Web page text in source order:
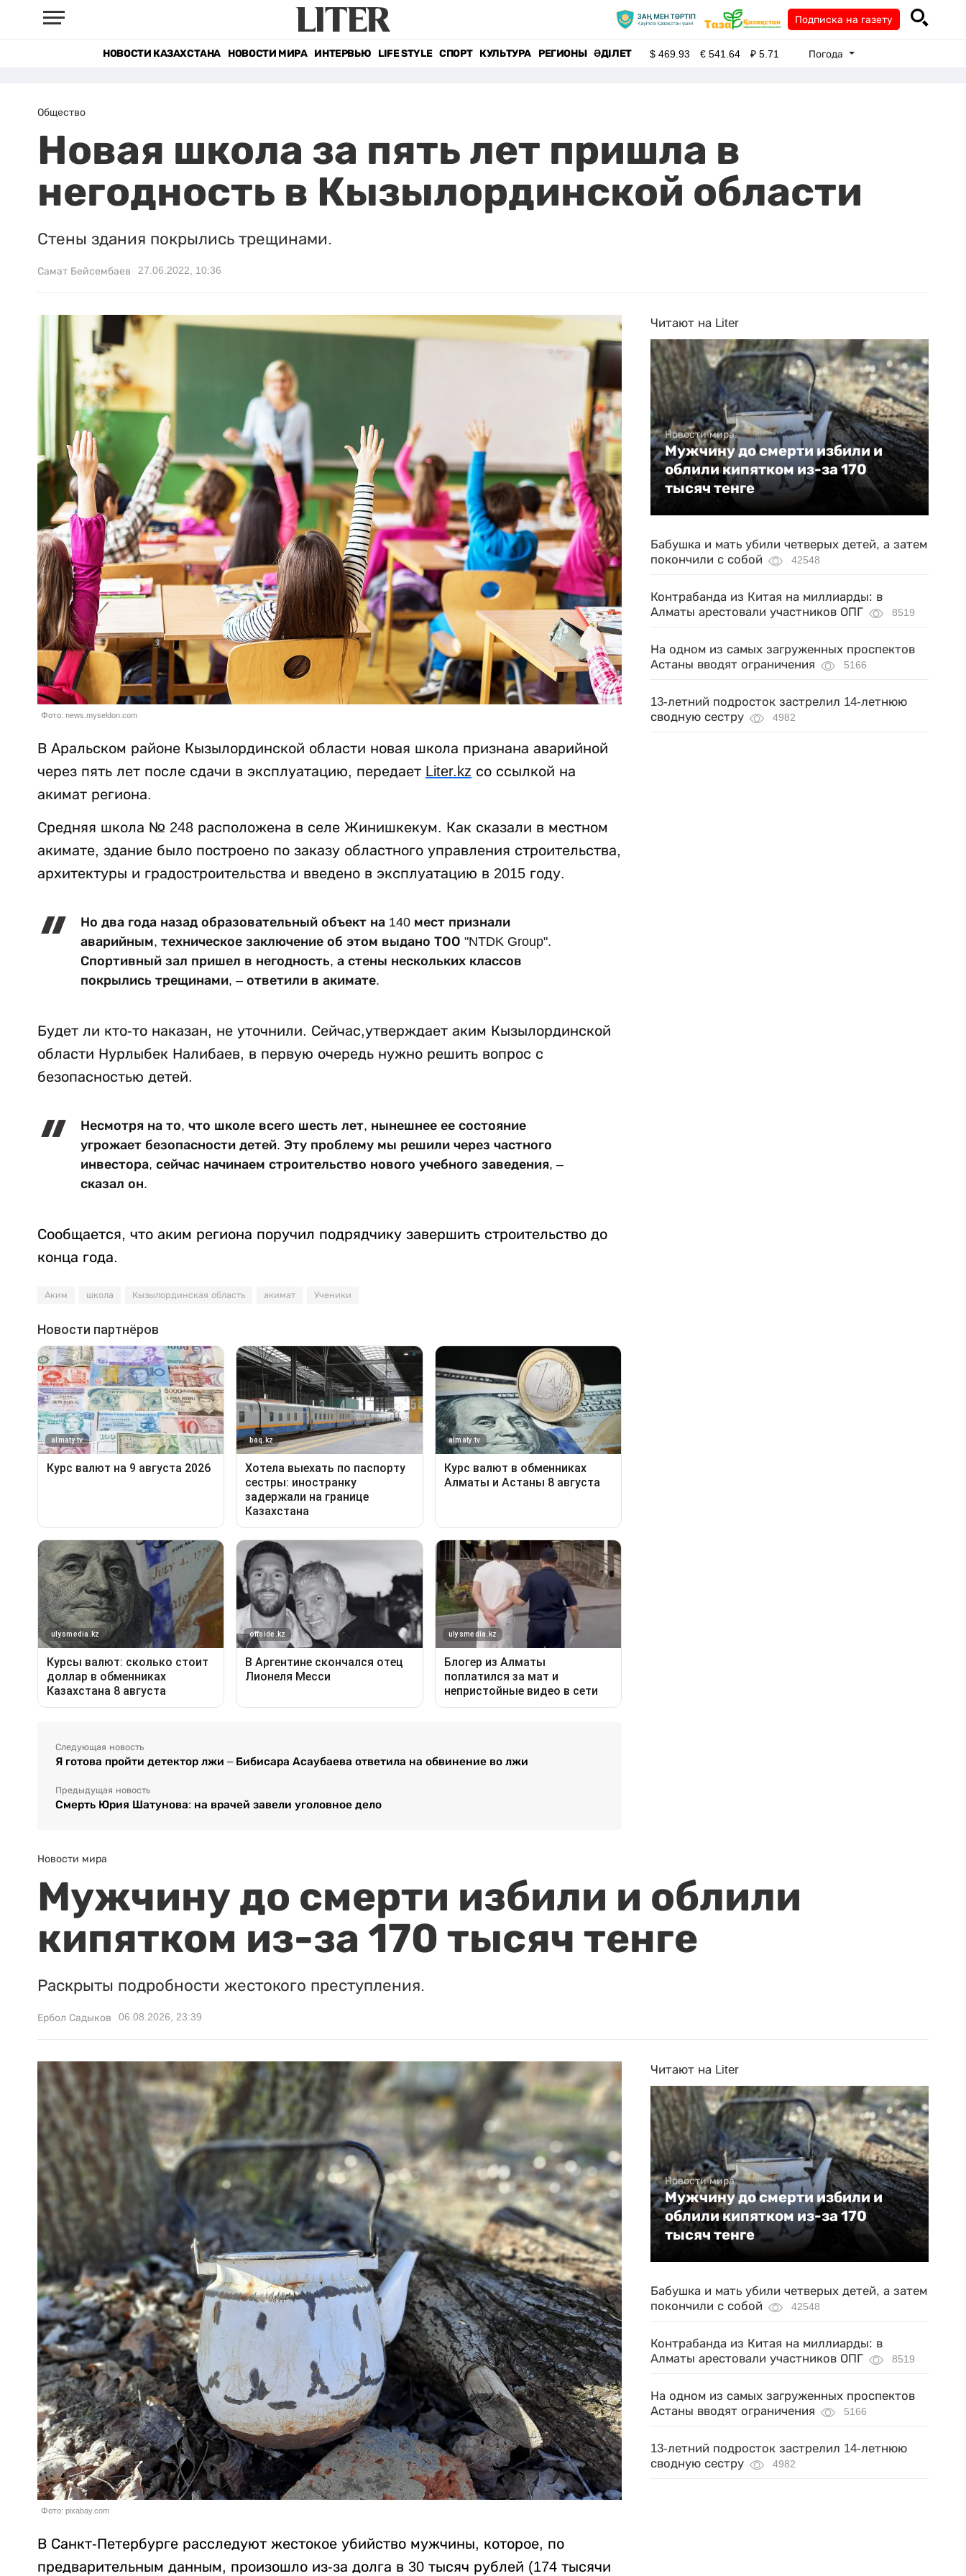
Подписка на газету
НОВОСТИ КАЗАХСТАНА НОВОСТИ МИРА ИНТЕРВЬЮ LIFE STYLE СПОРТ КУЛЬТУРА РЕГИОНЫ ӘДІЛЕТ $469.93 €541.64 ₽5.71 Погода
Общество
Новая школа за пять лет пришла в
негодность в Кызылординской области
Стены здания покрылись трещинами.
Самат Бейсембаев 27.06.2022, 10:36
Фото: news.myseldon.com
В Аральском районе Кызылординской области новая школа признана аварийной
через пять лет после сдачи в эксплуатацию, передает Liter. kz со ссылкой на
акимат региона.
Средняя школа № 248 расположена в селе Жинишкекум. Как сказали в местном
акимате, здание было построено по заказу областного управления строительства,
архитектуры и градостроительства и введено в эксплуатацию в 2015 году.
Но два года назад образовательный объект на 140 мест признали
аварийным, техническое заключение об этом выдано ТОО "NTDK Group".
Спортивный зал пришел в негодность, а стены нескольких классов
покрылись трещинами, – ответили в акимате.
Будет ли кто-то наказан, не уточнили. Сейчас,утверждает аким Кызылординской
области Нурлыбек Налибаев, в первую очередь нужно решить вопрос с
безопасностью детей.
Несмотря на то, что школе всего шесть лет, нынешнее ее состояние
угрожает безопасности детей. Эту проблему мы решили через частного
инвестора, сейчас начинаем строительство нового учебного заведения, –
сказал он.
Сообщается, что аким региона поручил подрядчику завершить строительство до
конца года.
Аким школа Кызылординская область акимат Ученики
Следующая новость
Я готова пройти детектор лжи – Бибисара Асаубаева ответила на обвинение во лжи
Предыдущая новость
Смерть Юрия Шатунова: на врачей завели уголовное дело
Читают на Liter
Новости мира
Мужчину до смерти избили и
облили кипятком из-за 170
тысяч тенге
Бабушка и мать убили четверых детей, а затем
покончили с собой
42548
Контрабанда из Китая на миллиарды: в
Алматы арестовали участников ОПГ
8519
На одном из самых загруженных проспектов
Астаны вводят ограничения
5166
13-летний подросток застрелил 14-летнюю
сводную сестру
4982
Новости мира
Мужчину до смерти избили и облили
кипятком из-за 170 тысяч тенге
Раскрыты подробности жестокого преступления.
Ербол Садыков 06.08.2026, 23:39
Фото: pixabay.com
В Санкт-Петербурге расследуют жестокое убийство мужчины, которое, по
предварительным данным, произошло из-за долга в 30 тысяч рублей (174 тысячи
Читают на Liter
Новости мира
Мужчину до смерти избили и
облили кипятком из-за 170
тысяч тенге
Бабушка и мать убили четверых детей, а затем
покончили с собой
42548
Контрабанда из Китая на миллиарды: в
Алматы арестовали участников ОПГ
8519
На одном из самых загруженных проспектов
Астаны вводят ограничения
5166
13-летний подросток застрелил 14-летнюю
сводную сестру
4982